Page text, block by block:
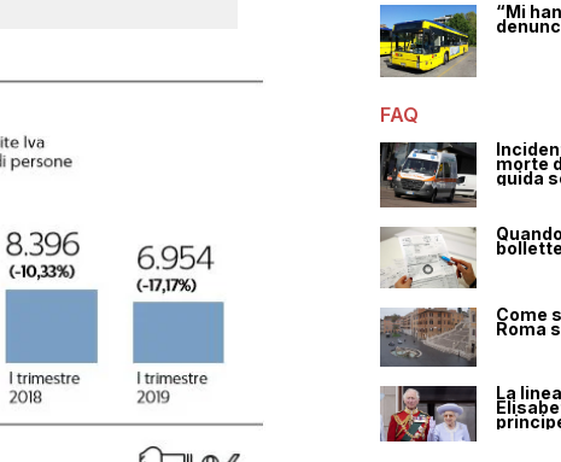
“Mi
FAQ
morte
guida
Come
Roma
La